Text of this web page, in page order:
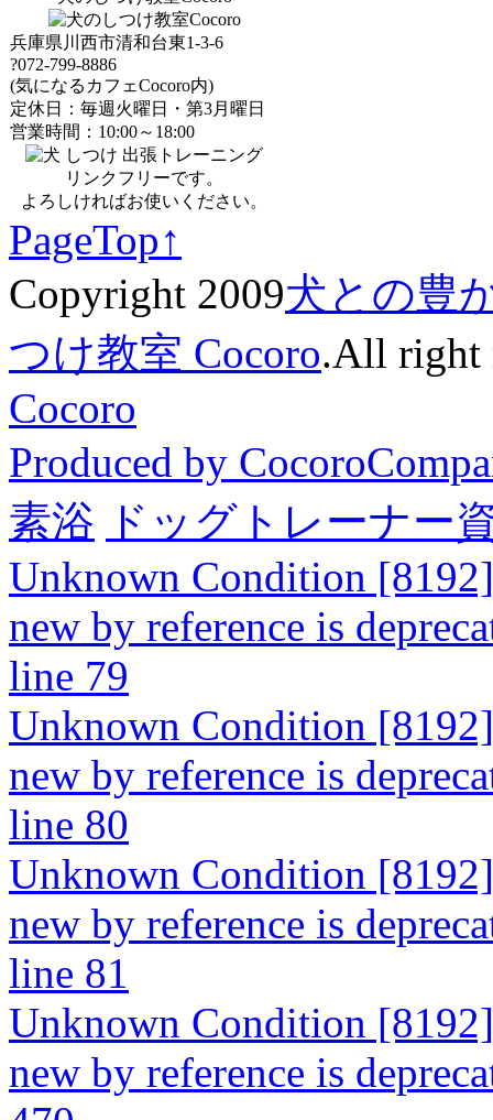
兵庫県川西市清和台東1-3-6
?072-799-8886
(気になるカフェCocoro内)
定休日：毎週火曜日・第3月曜日
営業時間：10:00～18:00
リンクフリーです。
よろしければお使いください。
PageTop↑
Copyright 2009犬との豊
つけ教室 Cocoro.All right
Cocoro
Produced by
素浴 ドッグトレーナー
Unknown Condition
new by reference is
line 79
Unknown Condition
new by reference is
line 80
Unknown Condition
new by reference is
line 81
Unknown Condition
new by reference is